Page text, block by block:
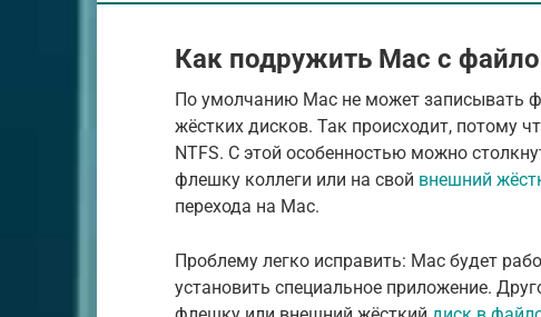
Как подружить Mac с
По умолчанию Mac не может записывать
жёстких дисков. Так происходит, потому
NTFS. С этой особенностью можно
флешку коллеги или на свой внешний
перехода на Mac.
Проблему легко исправить: Mac будет
установить специальное приложение.